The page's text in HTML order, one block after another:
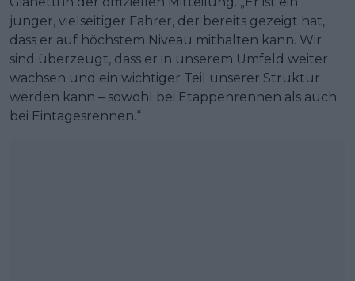
junger, vielseitiger Fahrer, der bereits gezeigt hat,
dass er auf höchstem Niveau mithalten kann. Wir
sind überzeugt, dass er in unserem Umfeld weiter
wachsen und ein wichtiger Teil unserer Struktur
werden kann – sowohl bei Etappenrennen als auch
bei Eintagesrennen.“